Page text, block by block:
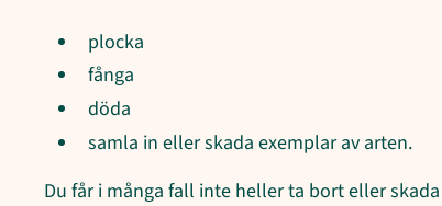
plocka
fånga
döda
samla in eller skada exemplar av arten.
Du får i många fall inte heller ta bort eller